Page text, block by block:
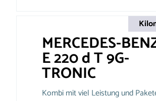
MERCEDES-
E 220 d T 9G-
TRONIC
Kombi mit viel Leistung und